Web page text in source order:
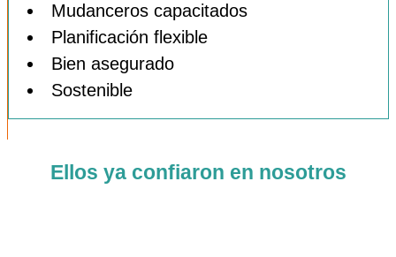
Mudanceros capacitados
Planificación flexible
Bien asegurado
Sostenible
Ellos ya confiaron en nosotros